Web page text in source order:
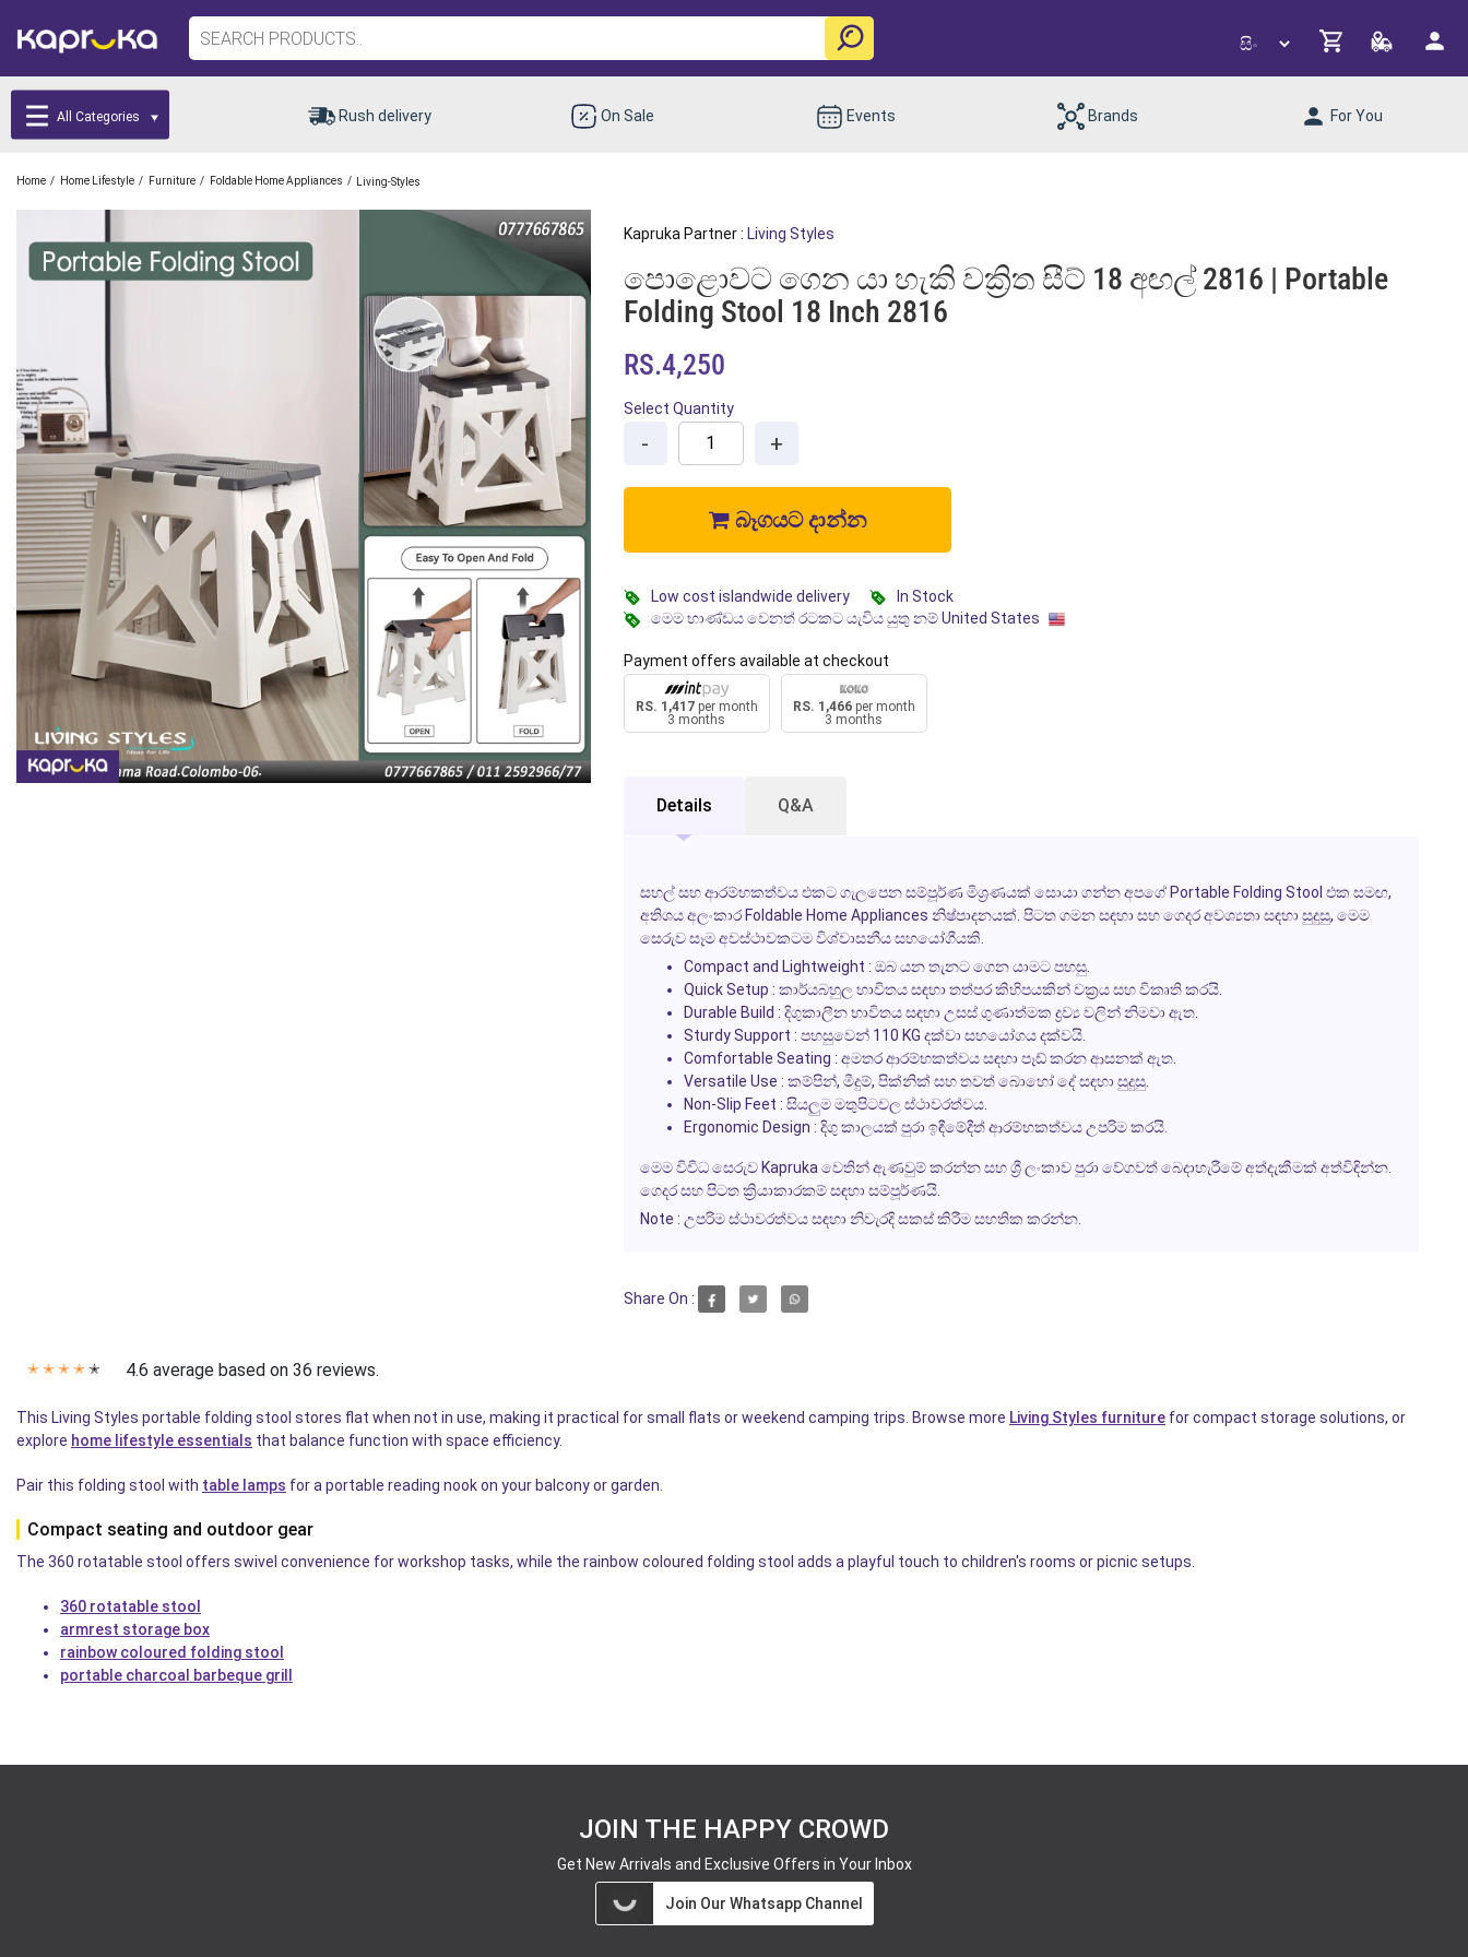
All Categories Rush delivery On Sale Events Brands For You
Home / Home Lifestyle / Furniture / Foldable Home Appliances / Living-Styles
Kapruka Partner : Living Styles
පොළොවට ගෙන යා හැකි වක්‍රිත සීට් 18 අඟල් 2816 | Portable
Folding Stool 18 Inch 2816
RS.4,250
Select Quantity
- +
බෑගයට දාන්න
Low cost islandwide delivery
In Stock
මෙම භාණ්ඩය වෙනත් රටකට යැවිය යුතු නම් United States
Payment offers available at checkout
RS. 1,417per month
3 months
RS. 1,466per month
3 months
Details Q&A
සහල් සහ ආරම්භකත්වය එකට ගැලපෙන සම්පූර්ණ මිශ්‍රණයක් සොයා ගන්න අපගේ Portable Folding Stool එක සමඟ,
අතිශය අලංකාර Foldable Home Appliances නිෂ්පාදනයක්. පිටත ගමන සඳහා සහ ගෙදර අවශ්‍යතා සඳහා සුදුසු, මෙම
සෙරුව සෑම අවස්ථාවකටම විශ්වාසනීය සහයෝගීයකි.
Compact and Lightweight : ඔබ යන තැනට ගෙන යාමට පහසු.
Quick Setup : කාර්යබහුල භාවිතය සඳහා තත්පර කිහිපයකින් වක්‍රය සහ විකෘති කරයි.
Durable Build : දිගුකාලීන භාවිතය සඳහා උසස් ගුණාත්මක ද්‍රව්‍ය වලින් නිමවා ඇත.
Sturdy Support : පහසුවෙන් 110 KG දක්වා සහයෝගය දක්වයි.
Comfortable Seating : අමතර ආරම්භකත්වය සඳහා පෑඩ් කරන ආසනක් ඇත.
Versatile Use : කම්පින්, මීදුම්, පික්නික් සහ තවත් බොහෝ දේ සඳහා සුදුසු.
Non-Slip Feet : සියලුම මතුපිටවල ස්ථාවරත්වය.
Ergonomic Design : දිගු කාලයක් පුරා ඉඳීමේදීත් ආරම්භකත්වය උපරිම කරයි.
මෙම විවිධ සෙරුව Kapruka වෙතින් ඇණවුම් කරන්න සහ ශ්‍රී ලංකාව පුරා වේගවත් බෙදාහැරීමේ අත්දැකීමක් අත්විඳින්න.
ගෙදර සහ පිටත ක්‍රියාකාරකම් සඳහා සම්පූර්ණයි.
Note : උපරිම ස්ථාවරත්වය සඳහා නිවැරදි සකස් කිරීම සහතික කරන්න.
Share On :
✭ ✭ ✭ ✭ ✭ 4.6 average based on 36 reviews.
This Living Styles portable folding stool stores flat when not in use, making it practical for small flats or weekend camping trips. Browse more Living Styles furniture for compact storage solutions, or
explore home lifestyle essentials that balance function with space efficiency.
Pair this folding stool with table lamps for a portable reading nook on your balcony or garden.
Compact seating and outdoor gear
The 360 rotatable stool offers swivel convenience for workshop tasks, while the rainbow coloured folding stool adds a playful touch to children's rooms or picnic setups.
360 rotatable stool
armrest storage box
rainbow coloured folding stool
portable charcoal barbeque grill
JOIN THE HAPPY CROWD
Get New Arrivals and Exclusive Offers in Your Inbox
Join Our Whatsapp Channel